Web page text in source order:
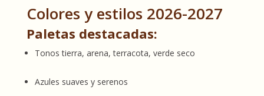
Colores y estilos 2026-2027
Paletas destacadas:
Tonos tierra, arena, terracota, verde seco
Azules suaves y serenos